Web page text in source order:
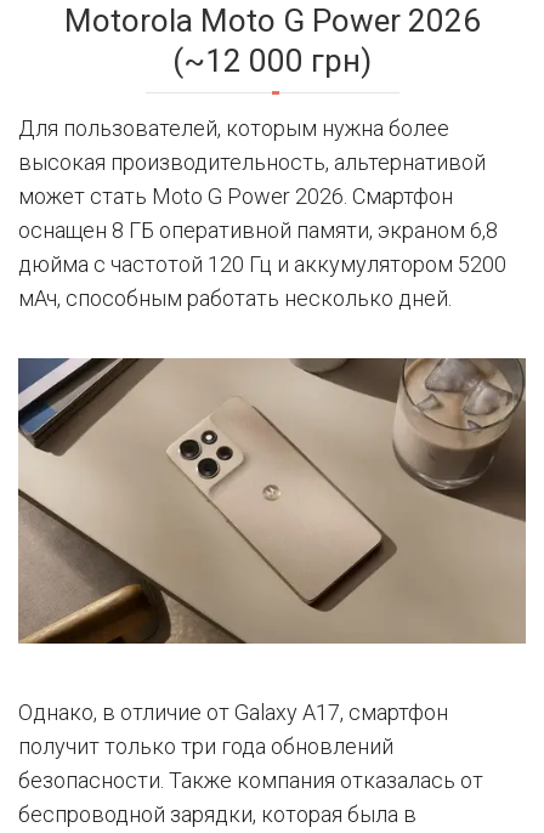
Motorola Moto G Power 2026
(~12 000 грн)
Для пользователей, которым нужна более
высокая производительность, альтернативой
может стать Moto G Power 2026. Смартфон
оснащен 8 ГБ оперативной памяти, экраном 6,8
дюйма с частотой 120 Гц и аккумулятором 5200
мАч, способным работать несколько дней.
Однако, в отличие от Galaxy A17, смартфон
получит только три года обновлений
безопасности. Также компания отказалась от
беспроводной зарядки, которая была в